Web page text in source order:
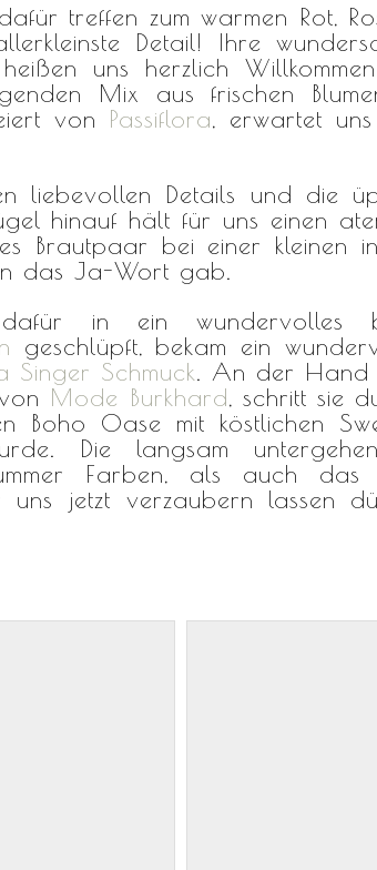
treffen zum warmen Rot,
Detail! Ihre
uns herzlich
Mix aus frischen
von Passiflora, erwartet
liebevollen Details und die
hinauf hält für uns einen
Brautpaar bei einer kleinen
das Ja-Wort gab.
in ein wundervolles
geschlüpft, bekam ein
Singer Schmuck. An der Hand
Mode Burkhard, schritt sie
Boho Oase mit köstlichen
Die langsam
Farben, als auch
jetzt verzaubern lassen